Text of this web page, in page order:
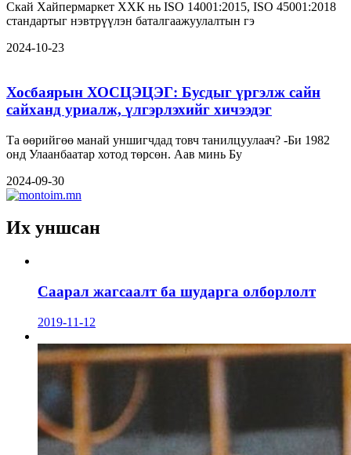
Скай Хайпермаркет ХХК нь ISO 14001:2015, ISO 45001:2018
стандартыг нэвтрүүлэн баталгаажуулалтын гэ
2024-10-23
Хосбаярын ХОСЦЭЦЭГ: Бусдыг үргэлж сайн
сайханд уриалж, үлгэрлэхийг хичээдэг
Та өөрийгөө манай уншигчдад товч танилцуулаач? -Би 1982
онд Улаанбаатар хотод төрсөн. Аав минь Бу
2024-09-30
Их уншсан
Саарал жагсаалт ба шударга олборлолт
2019-11-12